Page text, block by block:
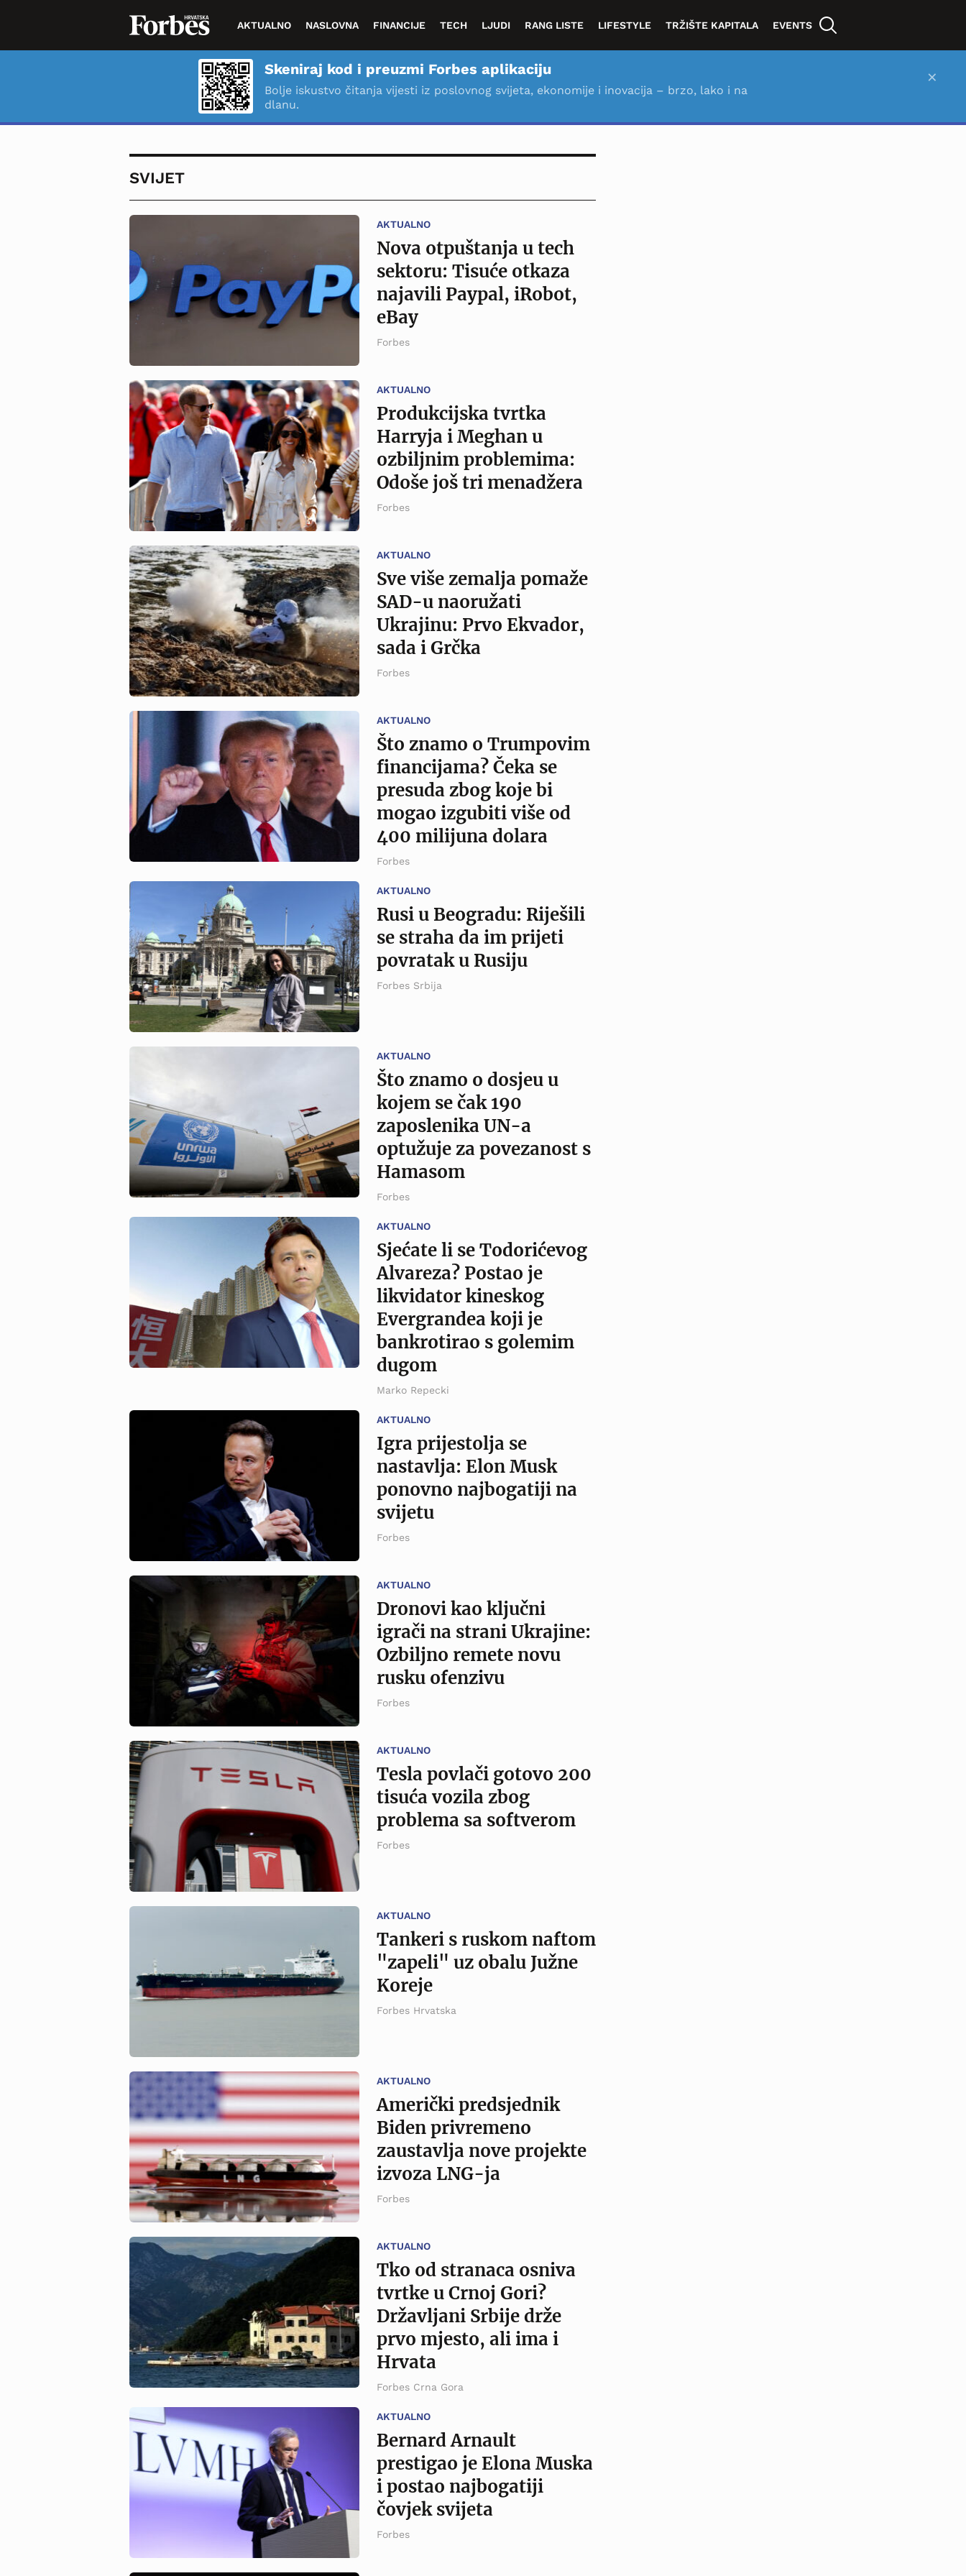
AKTUALNO NASLOVNA FINANCIJE TECH LJUDI RANG LISTE LIFESTYLE TRŽIŠTE KAPITALA EVENTS
Skeniraj kod i preuzmi Forbes aplikaciju
Bolje iskustvo čitanja vijesti iz poslovnog svijeta, ekonomije i inovacija – brzo, lako i na
dlanu.
×
SVIJET
AKTUALNO
Nova otpuštanja u tech
sektoru: Tisuće otkaza
najavili Paypal, iRobot,
eBay
Forbes
AKTUALNO
Produkcijska tvrtka
Harryja i Meghan u
ozbiljnim problemima:
Odoše još tri menadžera
Forbes
AKTUALNO
Sve više zemalja pomaže
SAD-u naoružati
Ukrajinu: Prvo Ekvador,
sada i Grčka
Forbes
AKTUALNO
Što znamo o Trumpovim
financijama? Čeka se
presuda zbog koje bi
mogao izgubiti više od
400 milijuna dolara
Forbes
AKTUALNO
Rusi u Beogradu: Riješili
se straha da im prijeti
povratak u Rusiju
Forbes Srbija
AKTUALNO
Što znamo o dosjeu u
kojem se čak 190
zaposlenika UN-a
optužuje za povezanost s
Hamasom
Forbes
AKTUALNO
Sjećate li se Todorićevog
Alvareza? Postao je
likvidator kineskog
Evergrandea koji je
bankrotirao s golemim
dugom
Marko Repecki
AKTUALNO
Igra prijestolja se
nastavlja: Elon Musk
ponovno najbogatiji na
svijetu
Forbes
AKTUALNO
Dronovi kao ključni
igrači na strani Ukrajine:
Ozbiljno remete novu
rusku ofenzivu
Forbes
AKTUALNO
Tesla povlači gotovo 200
tisuća vozila zbog
problema sa softverom
Forbes
AKTUALNO
Tankeri s ruskom naftom
"zapeli" uz obalu Južne
Koreje
Forbes Hrvatska
AKTUALNO
Američki predsjednik
Biden privremeno
zaustavlja nove projekte
izvoza LNG-ja
Forbes
AKTUALNO
Tko od stranaca osniva
tvrtke u Crnoj Gori?
Državljani Srbije drže
prvo mjesto, ali ima i
Hrvata
Forbes Crna Gora
AKTUALNO
Bernard Arnault
prestigao je Elona Muska
i postao najbogatiji
čovjek svijeta
Forbes